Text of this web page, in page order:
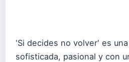
'Si decides no volver' es
sofisticada, pasional y con